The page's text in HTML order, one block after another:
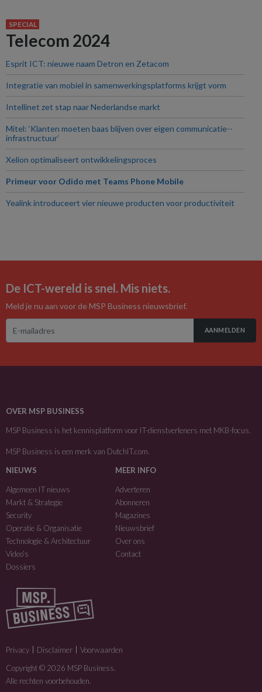
SPECIAL
Telecom 2024
Esprit ICT: nieuwe naam Detron en Zetacom
Integratie van mobiel in samenwerkings­platforms krijgt vorm
Intellinet zet stap naar Nederlandse markt
Mitel: ‘Klanten moeten baas blijven over eigen communicatie-­
infrastructuur’
Xelion optimaliseert ontwikkelings­proces
Primeur voor Odido met Teams Phone Mobile
Yealink introduceert vier nieuwe producten voor productiviteit
De ICT-wereld is snel. Mis niets.
Meld je nu aan voor de MSP Business nieuwsbrief.
AANMELDEN
OVER MSP BUSINESS
MSP Business is het kennisplatform voor IT-dienstverleners met MKB-focus.
MSP Business is een merk van DutchIT.com
NIEUWS
Algemeen IT nieuws
Markt & Strategie
Security
Operatie & Organisatie
Technologie & Architectuur
Video’s
Dossiers
MEER INFO
Adverteren
Abonneren
Magazines
Nieuwsbrief
Over ons
Contact
Privacy Disclaimer
Voorwaarden
Copyright © 2026 MSP Business.
Alle rechten voorbehouden.